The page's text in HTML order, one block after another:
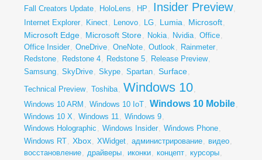
Fall Creators Update, HoloLens , HP , Insider Preview,
Internet Explorer, Kinect, Lenovo, LG, Lumia, Microsoft,
Microsoft Edge, Microsoft Store, Nokia, Nvidia, Office,
Office Insider, OneDrive, OneNote, Outlook, Rainmeter,
Redstone, Redstone 4, Redstone 5, Release Preview,
Samsung, SkyDrive, Skype, Spartan, Surface,
Technical Preview, Toshiba, Windows 10,
Windows 10 ARM , Windows 10 IoT, Windows 10 Mobile,
Windows 10 X, Windows 11, Windows 9,
Windows Holographic , Windows Insider, Windows Phone,
Windows RT, Xbox, XWidget, администрирование, видео,
восстановление, драйверы, иконки, концепт, курсоры,